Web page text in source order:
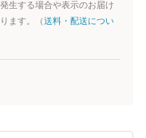
生する場合や表示のお届け
ます。（送料・配送につい